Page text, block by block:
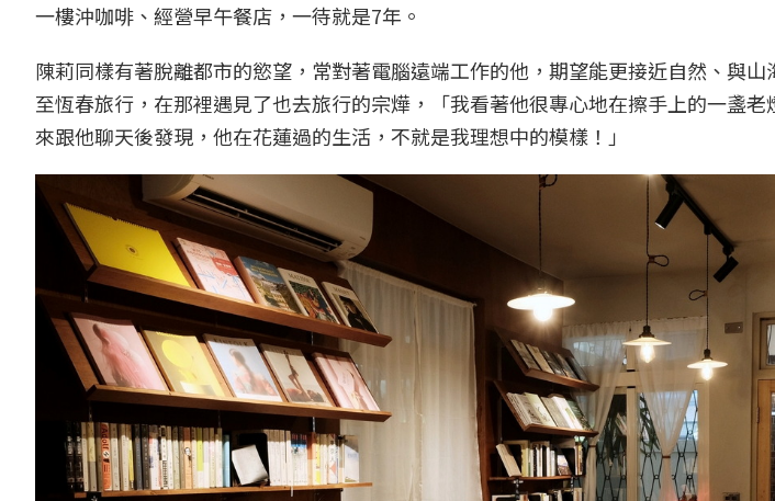
一樓沖咖啡、經營早午餐店，一待就是7年。
陳莉同樣有著脫離都市的慾望，常對著電腦遠端工作的他，期望能更接近自然、與
至恆春旅行，在那裡遇見了也去旅行的宗燁，「我看著他很專心地在擦手上的一盞
來跟他聊天後發現，他在花蓮過的生活，不就是我理想中的模樣！」